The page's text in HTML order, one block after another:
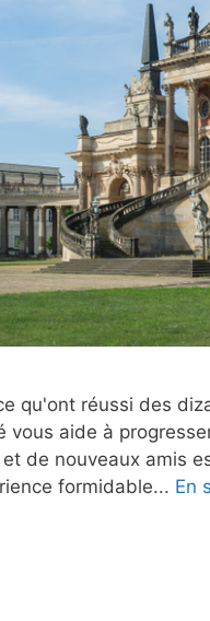
qu'ont réussi des
aide à
de nouveaux amis
formidable... En